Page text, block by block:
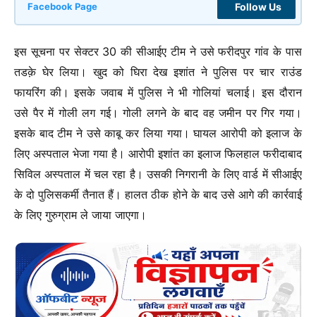
Facebook Page Follow Us
इस सूचना पर सेक्टर 30 की सीआईए टीम ने उसे फरीदपुर गांव के पास
तडक़े घेर लिया। खुद को घिरा देख इशांत ने पुलिस पर चार राउंड
फायरिंग की। इसके जवाब में पुलिस ने भी गोलियां चलाई। इस दौरान
उसे पैर में गोली लग गई। गोली लगने के बाद वह जमीन पर गिर गया।
इसके बाद टीम ने उसे काबू कर लिया गया। घायल आरोपी को इलाज के
लिए अस्पताल भेजा गया है। आरोपी इशांत का इलाज फिलहाल फरीदाबाद
सिविल अस्पताल में चल रहा है। उसकी निगरानी के लिए वार्ड में सीआईए
के दो पुलिसकर्मी तैनात हैं। हालत ठीक होने के बाद उसे आगे की कार्रवाई
के लिए गुरुग्राम ले जाया जाएगा।